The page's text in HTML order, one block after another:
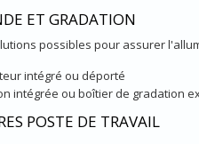
ET GRADATION
possibles pour assurer
intégré ou déporté
intégrée ou boîtier de gradation
POSTE DE TRAVAIL